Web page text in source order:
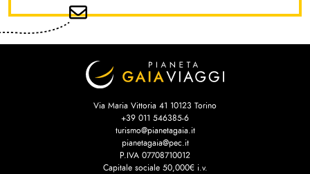
Via Maria Vittoria 41 10123 Torino
+39 011 546385-6
turismo@pianetagaia.it
pianetagaia@pec.it
P.IVA 07708710012
Capitale sociale 50,000€ i.v.